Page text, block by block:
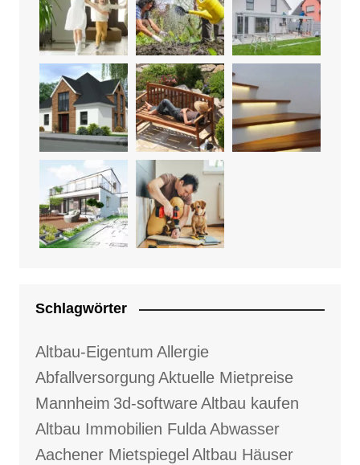
Schlagwörter
Altbau-Eigentum Allergie
Abfallversorgung Aktuelle Mietpreise
Mannheim 3d-softwareAltbau kaufen
Altbau Immobilien FuldaAbwasser
Aachener Mietspiegel Altbau Häuser